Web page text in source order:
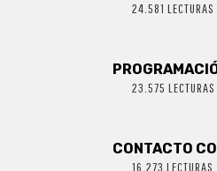
24.581 LECTURAS
23.575 LECTURAS
CONTACTO
16.273 LECTURAS